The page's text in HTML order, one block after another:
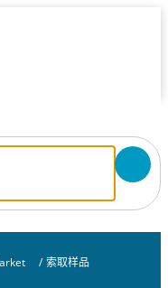
/ 索取样品